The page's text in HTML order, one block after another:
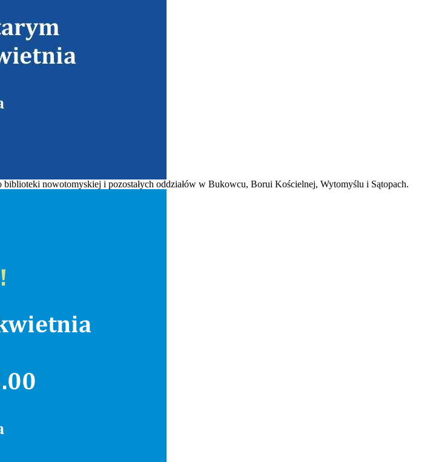
nowotomyskiej i pozostałych oddziałów w Bukowcu, Borui Kościelnej, Wytomyślu i Sątopach.